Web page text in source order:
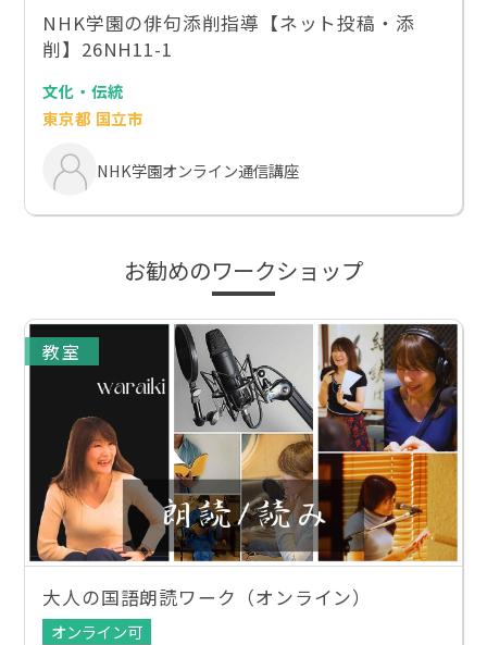
NHK学園の俳句添削指導【ネット投稿・添
削】26NH11-1
文化・伝統
東京都 国立市
NHK学園オンライン通信講座
お勧めのワークショップ
教室
大人の国語朗読ワーク（オンライン）
オンライン可